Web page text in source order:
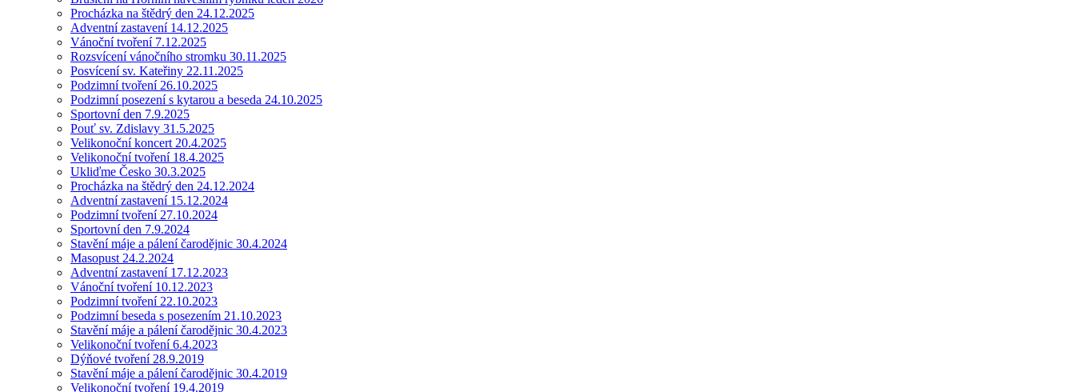
Procházka na štědrý den 24.12.2025
Adventní zastavení 14.12.2025
Vánoční tvoření 7.12.2025
Rozsvícení vánočního stromku 30.11.2025
Posvícení sv. Kateřiny 22.11.2025
Podzimní tvoření 26.10.2025
Podzimní posezení s kytarou a beseda 24.10.2025
Sportovní den 7.9.2025
Pouť sv. Zdislavy 31.5.2025
Velikonoční koncert 20.4.2025
Velikonoční tvoření 18.4.2025
Ukliďme Česko 30.3.2025
Procházka na štědrý den 24.12.2024
Adventní zastavení 15.12.2024
Podzimní tvoření 27.10.2024
Sportovní den 7.9.2024
Stavění máje a pálení čarodějnic 30.4.2024
Masopust 24.2.2024
Adventní zastavení 17.12.2023
Vánoční tvoření 10.12.2023
Podzimní tvoření 22.10.2023
Podzimní beseda s posezením 21.10.2023
Stavění máje a pálení čarodějnic 30.4.2023
Velikonoční tvoření 6.4.2023
Dýňové tvoření 28.9.2019
Stavění máje a pálení čarodějnic 30.4.2019
Velikonoční tvoření 19.4.2019